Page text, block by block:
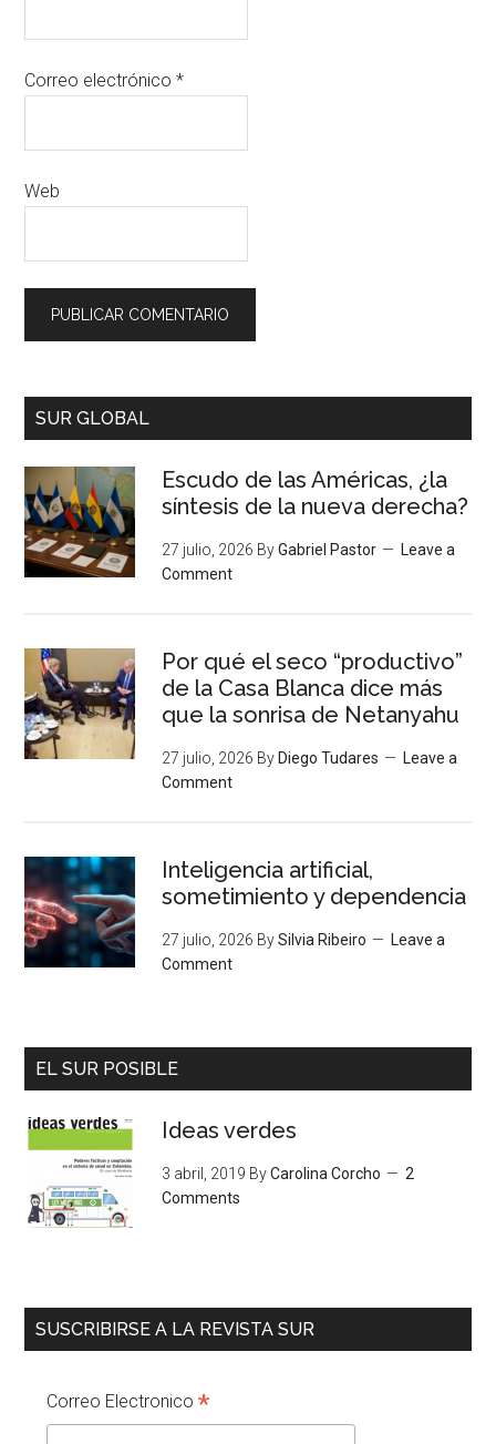
Correo electrónico*
Web
SUR GLOBAL
Escudo de las Américas, ¿la
síntesis de la nueva derecha?
27 julio, 2026 ByGabriel Pastor
Leave a
Comment
Por qué el seco “productivo”
de la Casa Blanca dice más
que la sonrisa de Netanyahu
27 julio, 2026 ByDiego Tudares
Leave a
Comment
Inteligencia artificial,
sometimiento y dependencia
27 julio, 2026 BySilvia Ribeiro
Leave a
Comment
EL SUR POSIBLE
Ideas verdes
3 abril, 2019 ByCarolina Corcho
2
Comments
SUSCRIBIRSE A LA REVISTA SUR
Correo Electronico*